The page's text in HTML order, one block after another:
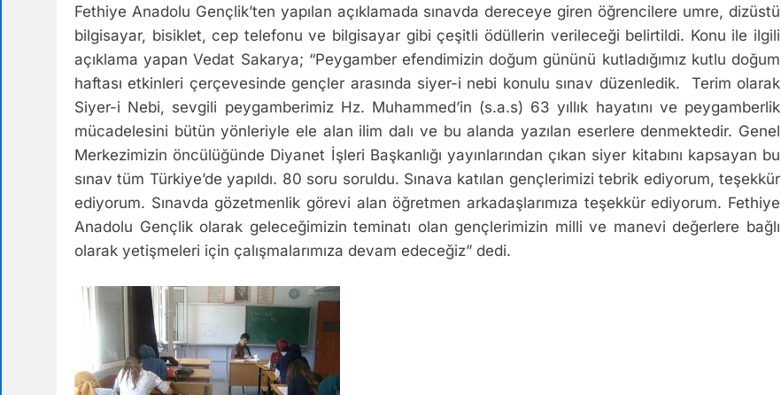
Fethiye Anadolu Gençlik’ten yapılan açıklamada sınavda dereceye giren öğrencilere umre, dizüstü
bilgisayar, bisiklet, cep telefonu ve bilgisayar gibi çeşitli ödüllerin verileceği belirtildi. Konu ile ilgili
açıklama yapan Vedat Sakarya; “Peygamber efendimizin doğum gününü kutladığımız kutlu doğum
haftası etkinleri çerçevesinde gençler arasında siyer-i nebi konulu sınav düzenledik. Terim olarak
Siyer-i Nebi, sevgili peygamberimiz Hz. Muhammed’in (s.a.s) 63 yıllık hayatını ve peygamberlik
mücadelesini bütün yönleriyle ele alan ilim dalı ve bu alanda yazılan eserlere denmektedir. Genel
Merkezimizin öncülüğünde Diyanet İşleri Başkanlığı yayınlarından çıkan siyer kitabını kapsayan bu
sınav tüm Türkiye’de yapıldı. 80 soru soruldu. Sınava katılan gençlerimizi tebrik ediyorum, teşekkür
ediyorum. Sınavda gözetmenlik görevi alan öğretmen arkadaşlarımıza teşekkür ediyorum. Fethiye
Anadolu Gençlik olarak geleceğimizin teminatı olan gençlerimizin milli ve manevi değerlere bağlı
olarak yetişmeleri için çalışmalarımıza devam edeceğiz” dedi.